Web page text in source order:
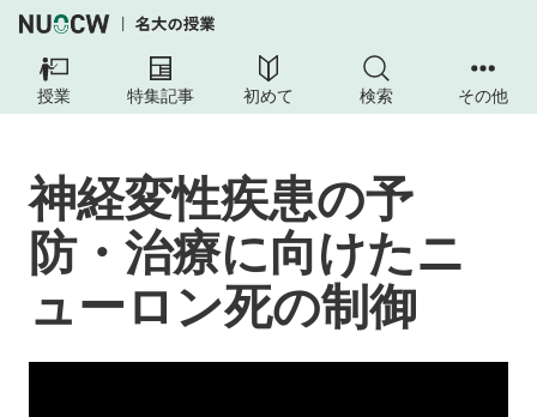
授業 特集記事 初めて 検索 その他
神経変性疾患の予
防・治療に向けたニ
ューロン死の制御